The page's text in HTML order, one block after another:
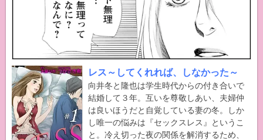
レス～してくれれば、しなかった～
向井冬と隆也は学生時代からの付き合いで
結婚して３年。互いを尊敬しあい、夫婦仲
は良いほうだと自覚している妻の冬。しか
し唯一の悩みは『セックスレス』というこ
と。冷え切った夜の関係を解消するため、